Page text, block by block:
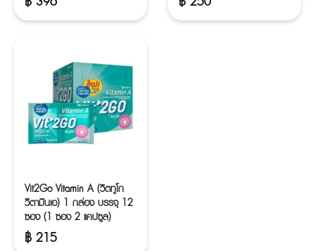
Vit2Go Vitamin A (วิตทูโก
วิตามินเอ) 1 กล่อง บรรจุ 12
ซอง (1 ซอง 2 แคปซูล)
฿215